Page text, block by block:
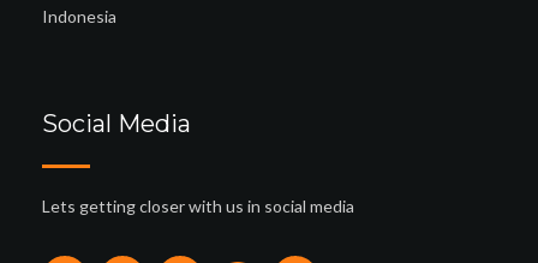
Indonesia
Social Media
Lets getting closer with us in social media